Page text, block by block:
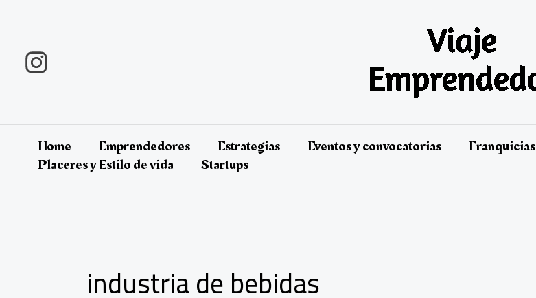
contenido
Home Emprendedores Estrategias Eventos y convocatorias Franquicias
Placeres y Estilo de vida
Startups
industria de bebidas